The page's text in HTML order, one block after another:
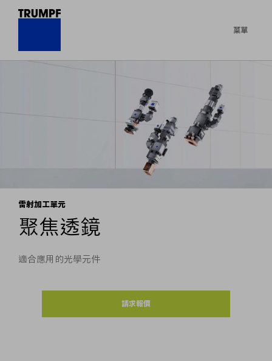
菜單
雷射加工單元
聚焦透鏡
適合應用的光學元件
請求報價